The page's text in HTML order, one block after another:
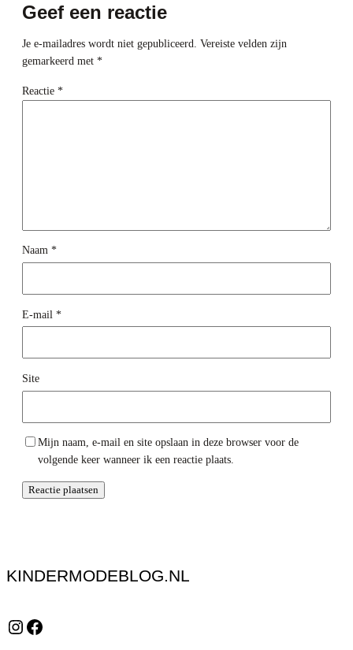
Geef een reactie
Je e-mailadres wordt niet gepubliceerd. Vereiste velden zijn
gemarkeerd met *
Reactie *
Naam *
E-mail *
Site
Mijn naam, e-mail en site opslaan in deze browser voor de
volgende keer wanneer ik een reactie plaats.
KINDERMODEBLOG.NL
Instagram Facebook